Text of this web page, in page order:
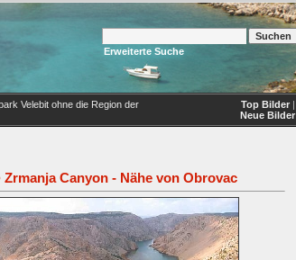
Erweiterte Suche
Velebit ohne die Region der
Top Bilder |
Neue Bilder
Zrmanja Canyon - Nähe von Obrovac